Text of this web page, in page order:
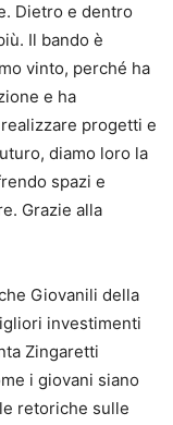
Dietro e dentro
Il bando è
vinto, perché ha
e ha
progetti e
diamo loro la
spazi e
Grazie alla
Giovanili della
investimenti
Zingaretti
i giovani siano
retoriche sulle